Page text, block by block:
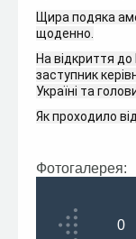
Щира подяка
щоденно.
На відкриття
заступник
Україні та
Як проходило
Фотогалерея:
0